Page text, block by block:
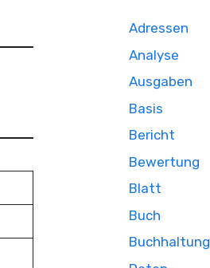
Adressen
Analyse
Ausgaben
Basis
Bericht
Bewertung
Blatt
Buch
Buchhaltung